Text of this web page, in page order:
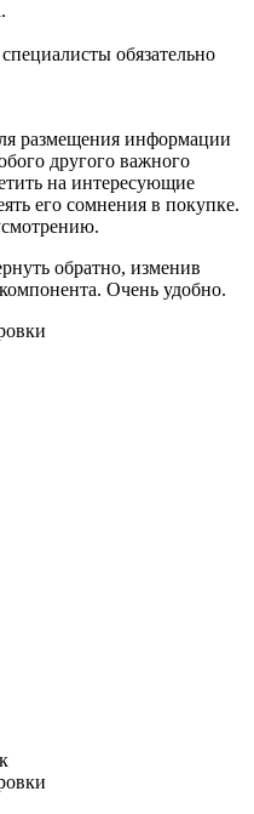
обязательно
размещения информации
другого важного
на интересующие
его сомнения в покупке.
обратно, изменив
Очень удобно.